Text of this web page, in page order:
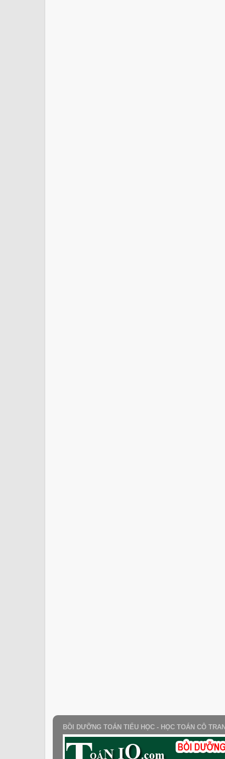
BỒI DƯỠNG TOÁN TIỂU HỌC - HỌC TOÁN CÔ